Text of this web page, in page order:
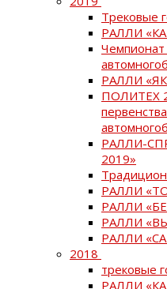
Трековые
РАЛЛИ
Чемпионат
РАЛЛИ
ПОЛИТЕХ
РАЛЛИ-
2019»
РАЛЛИ
РАЛЛИ
РАЛЛИ
РАЛЛИ
2018
трековые
РАЛЛИ